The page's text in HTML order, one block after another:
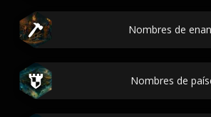
Nombres de
Nombres de